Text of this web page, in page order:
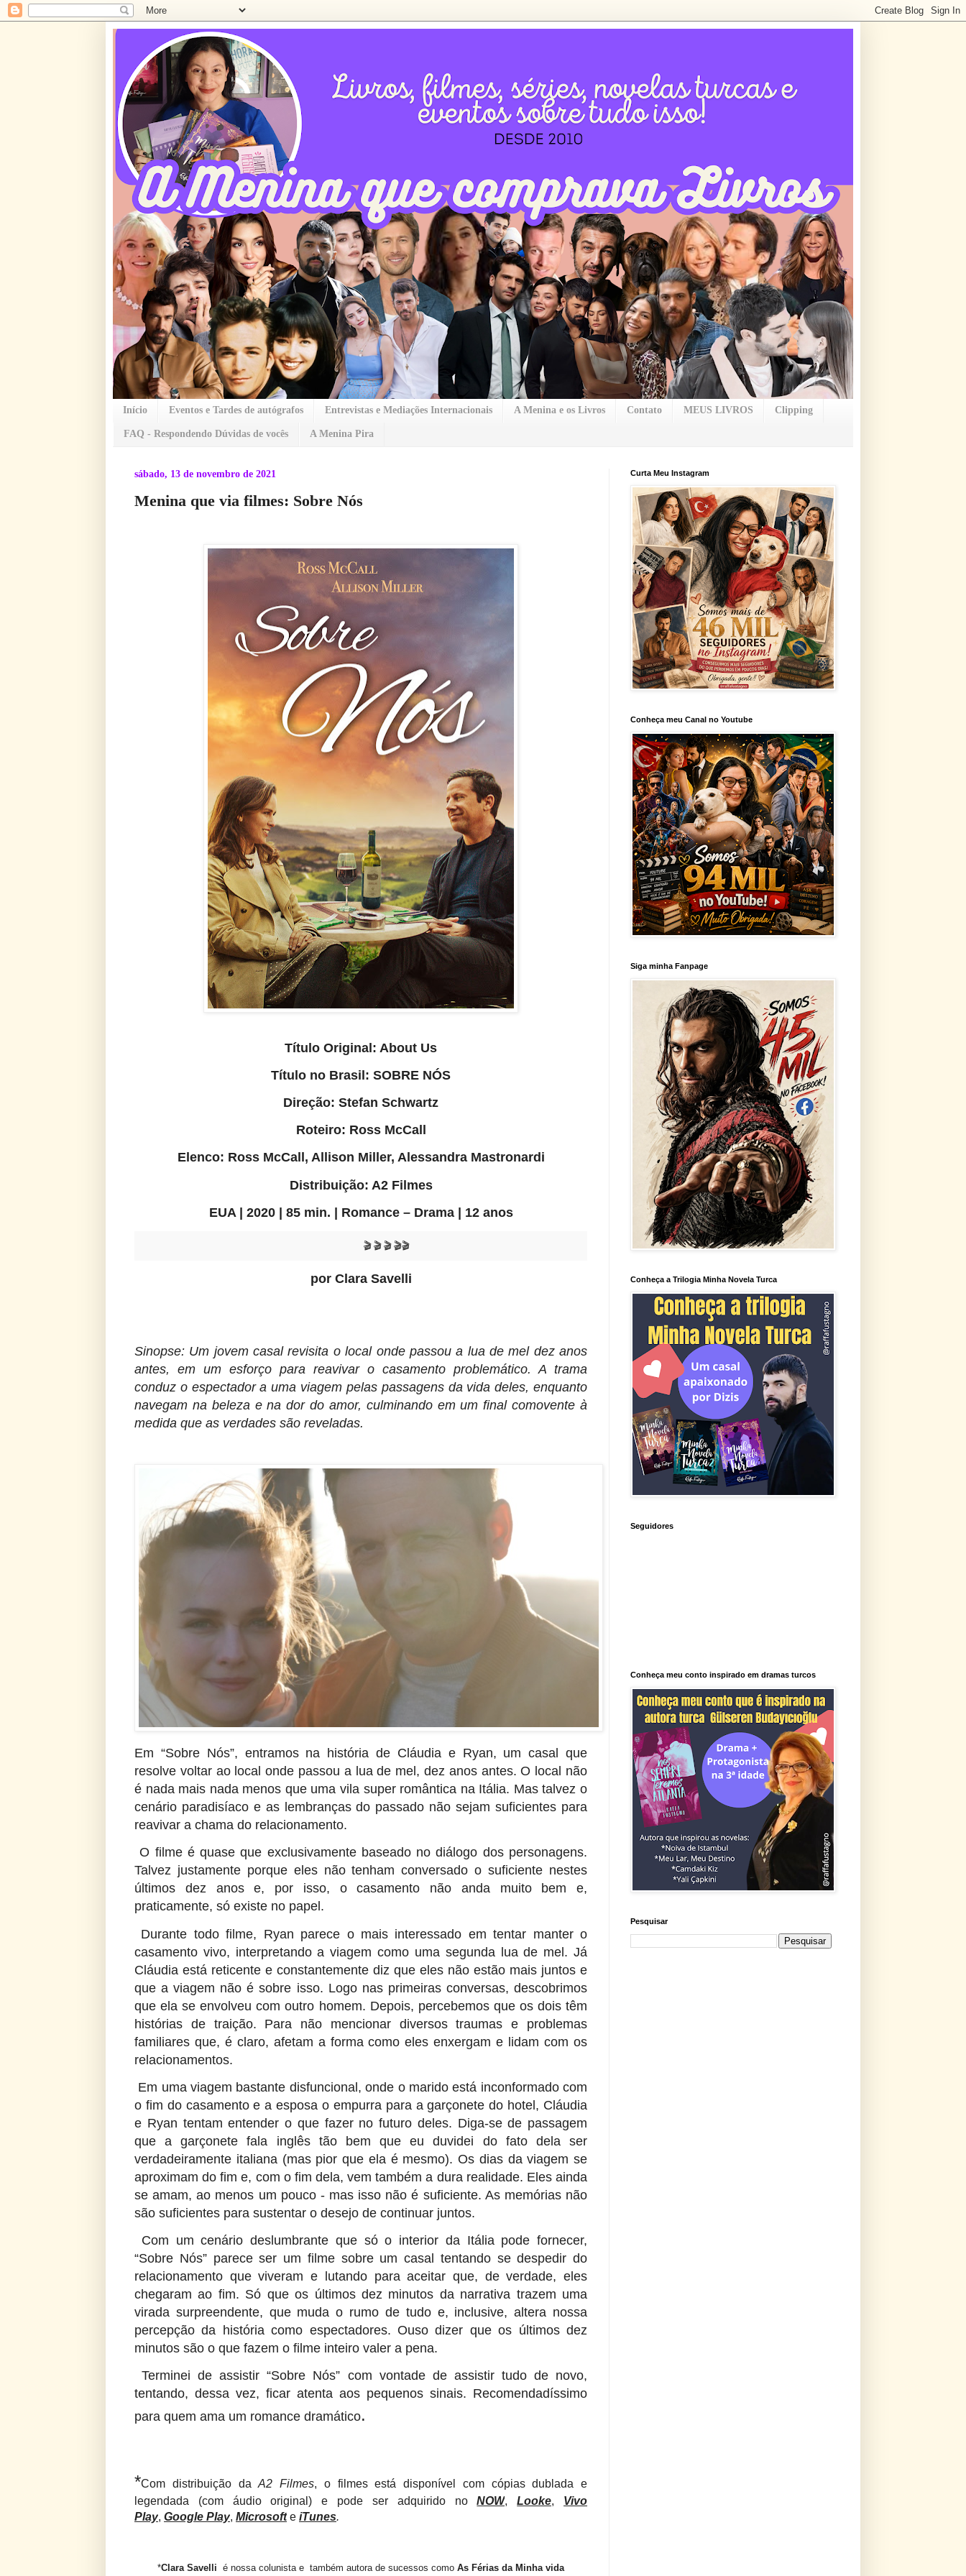
Início Eventos e Tardes de autógrafos Entrevistas e Mediações Internacionais A Menina e os Livros Contato MEUS LIVROS Clipping
FAQ - Respondendo Dúvidas de vocês A Menina Pira
sábado, 13 de novembro de 2021
Menina que via filmes: Sobre Nós
Título Original: About Us
Título no Brasil: SOBRE NÓS
Direção: Stefan Schwartz
Roteiro: Ross McCall
Elenco: Ross McCall, Allison Miller, Alessandra Mastronardi
Distribuição: A2 Filmes
EUA | 2020 | 85 min. | Romance – Drama | 12 anos
🎬 🎬 🎬 🎬🎬
por Clara Savelli
Sinopse: Um jovem casal revisita o local onde passou a lua de mel dez anos
antes, em um esforço para reavivar o casamento problemático. A trama
conduz o espectador a uma viagem pelas passagens da vida deles, enquanto
navegam na beleza e na dor do amor, culminando em um final comovente à
medida que as verdades são reveladas.
Em “Sobre Nós”, entramos na história de Cláudia e Ryan, um casal que
resolve voltar ao local onde passou a lua de mel, dez anos antes. O local não
é nada mais nada menos que uma vila super romântica na Itália. Mas talvez o
cenário paradisíaco e as lembranças do passado não sejam suficientes para
reavivar a chama do relacionamento.
O filme é quase que exclusivamente baseado no diálogo dos personagens.
Talvez justamente porque eles não tenham conversado o suficiente nestes
últimos dez anos e, por isso, o casamento não anda muito bem e,
praticamente, só existe no papel.
Durante todo filme, Ryan parece o mais interessado em tentar manter o
casamento vivo, interpretando a viagem como uma segunda lua de mel. Já
Cláudia está reticente e constantemente diz que eles não estão mais juntos e
que a viagem não é sobre isso. Logo nas primeiras conversas, descobrimos
que ela se envolveu com outro homem. Depois, percebemos que os dois têm
histórias de traição. Para não mencionar diversos traumas e problemas
familiares que, é claro, afetam a forma como eles enxergam e lidam com os
relacionamentos.
Em uma viagem bastante disfuncional, onde o marido está inconformado com
o fim do casamento e a esposa o empurra para a garçonete do hotel, Cláudia
e Ryan tentam entender o que fazer no futuro deles. Diga-se de passagem
que a garçonete fala inglês tão bem que eu duvidei do fato dela ser
verdadeiramente italiana (mas pior que ela é mesmo). Os dias da viagem se
aproximam do fim e, com o fim dela, vem também a dura realidade. Eles ainda
se amam, ao menos um pouco - mas isso não é suficiente. As memórias não
são suficientes para sustentar o desejo de continuar juntos.
Com um cenário deslumbrante que só o interior da Itália pode fornecer,
“Sobre Nós” parece ser um filme sobre um casal tentando se despedir do
relacionamento que viveram e lutando para aceitar que, de verdade, eles
chegaram ao fim. Só que os últimos dez minutos da narrativa trazem uma
virada surpreendente, que muda o rumo de tudo e, inclusive, altera nossa
percepção da história como espectadores. Ouso dizer que os últimos dez
minutos são o que fazem o filme inteiro valer a pena.
Terminei de assistir “Sobre Nós” com vontade de assistir tudo de novo,
tentando, dessa vez, ficar atenta aos pequenos sinais. Recomendadíssimo
para quem ama um romance dramático.
*Com distribuição daA2 Filmes, o filmes está disponível com cópias dublada e
legendada (com áudio original) e pode ser adquirido noNOW,Looke, Vivo
Play, Google Play, Microsoft e iTunes.
*Clara Savelli é nossa colunista e também autora de sucessos como As Férias da Minha vida
Curta Meu Instagram
Conheça meu Canal no Youtube
Siga minha Fanpage
Conheça a Trilogia Minha Novela Turca
Seguidores
Conheça meu conto inspirado em dramas turcos
Pesquisar